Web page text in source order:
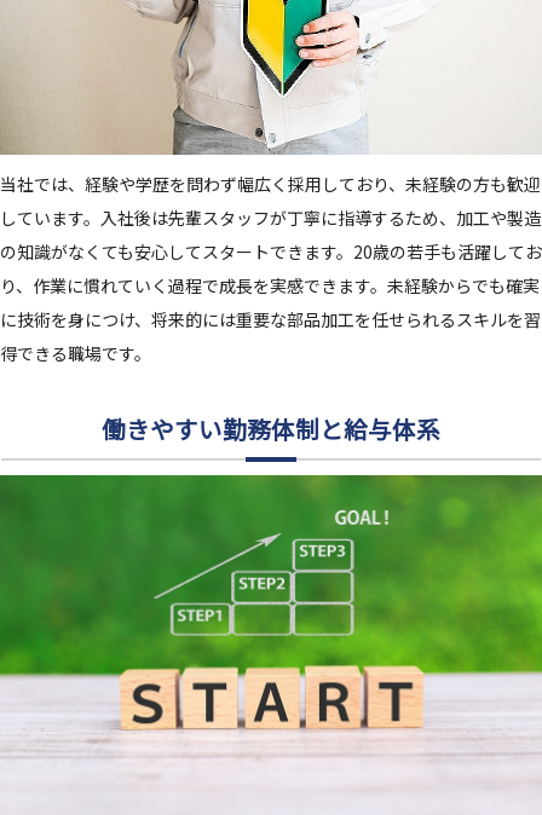
当社では、経験や学歴を問わず幅広く採用しており、未経験の方も歓迎
しています。入社後は先輩スタッフが丁寧に指導するため、加工や製造
の知識がなくても安心してスタートできます。20歳の若手も活躍してお
り、作業に慣れていく過程で成長を実感できます。未経験からでも確実
に技術を身につけ、将来的には重要な部品加工を任せられるスキルを習
得できる職場です。
働きやすい勤務体制と給与体系